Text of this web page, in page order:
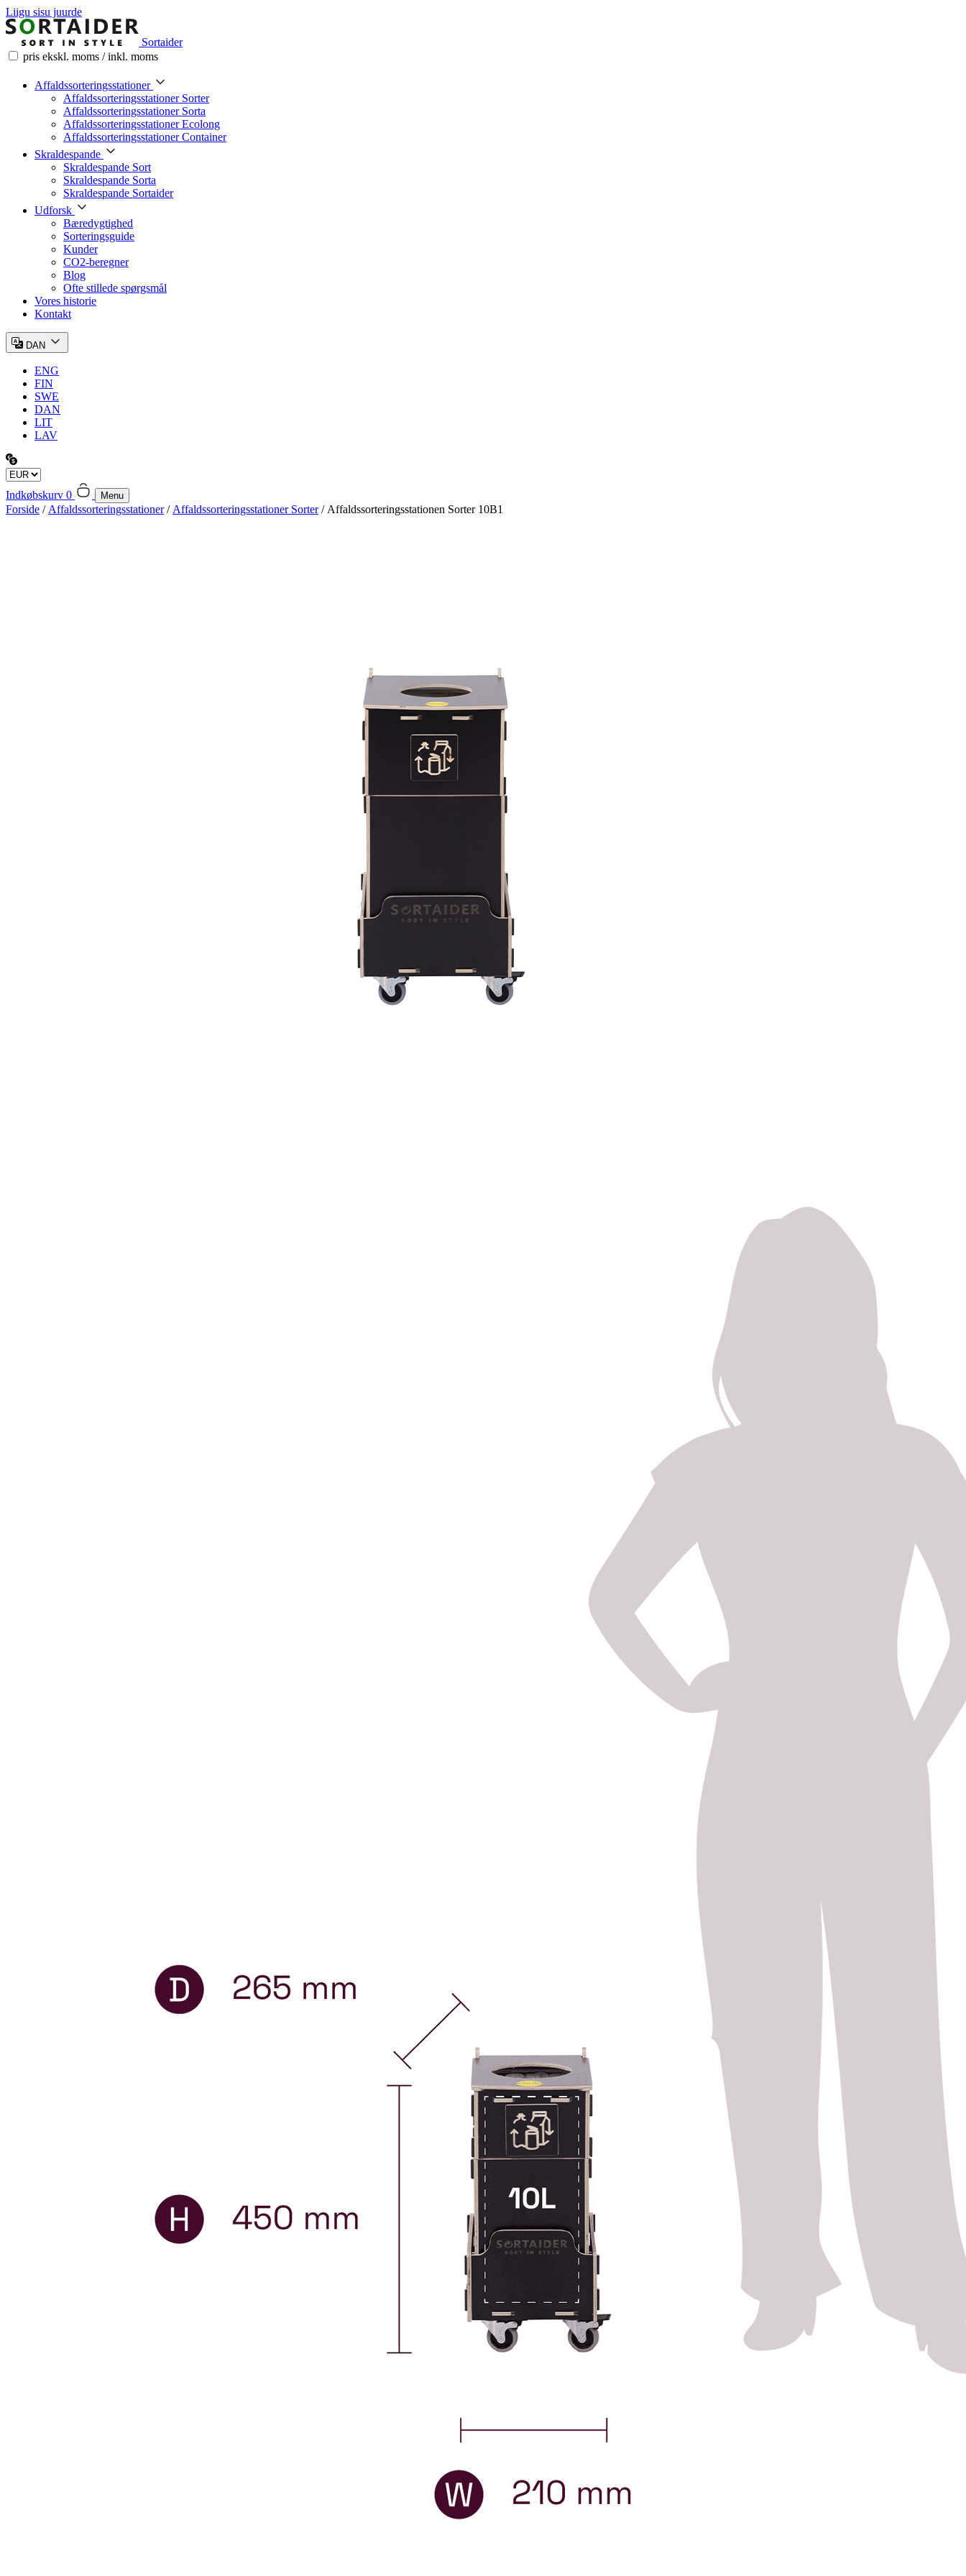
Liigu sisu juurde
Sortaider
pris ekskl. moms / inkl. moms
Affaldssorteringsstationer
Affaldssorteringsstationer Sorter
Affaldssorteringsstationer Sorta
Affaldssorteringsstationer Ecolong
Affaldssorteringsstationer Container
Skraldespande
Skraldespande Sort
Skraldespande Sorta
Skraldespande Sortaider
Udforsk
Bæredygtighed
Sorteringsguide
Kunder
CO2-beregner
Blog
Ofte stillede spørgsmål
Vores historie
Kontakt
DAN
ENG
FIN
SWE
DAN
LIT
LAV
Indkøbskurv 0 Menu
Forside / Affaldssorteringsstationer/ Affaldssorteringsstationer Sorter/ Affaldssorteringsstationen Sorter 10B1